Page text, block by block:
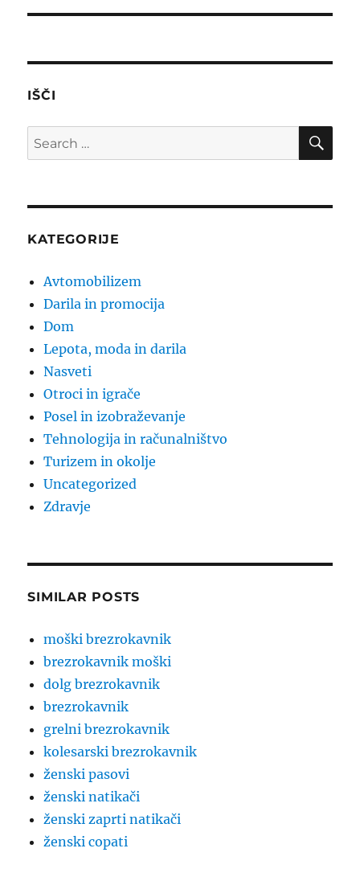
IŠČI
Search
for:
KATEGORIJE
Avtomobilizem
Darila in promocija
Dom
Lepota, moda in darila
Nasveti
Otroci in igrače
Posel in izobraževanje
Tehnologija in računalništvo
Turizem in okolje
Uncategorized
Zdravje
SIMILAR POSTS
moški brezrokavnik
brezrokavnik moški
dolg brezrokavnik
brezrokavnik
grelni brezrokavnik
kolesarski brezrokavnik
ženski pasovi
ženski natikači
ženski zaprti natikači
ženski copati